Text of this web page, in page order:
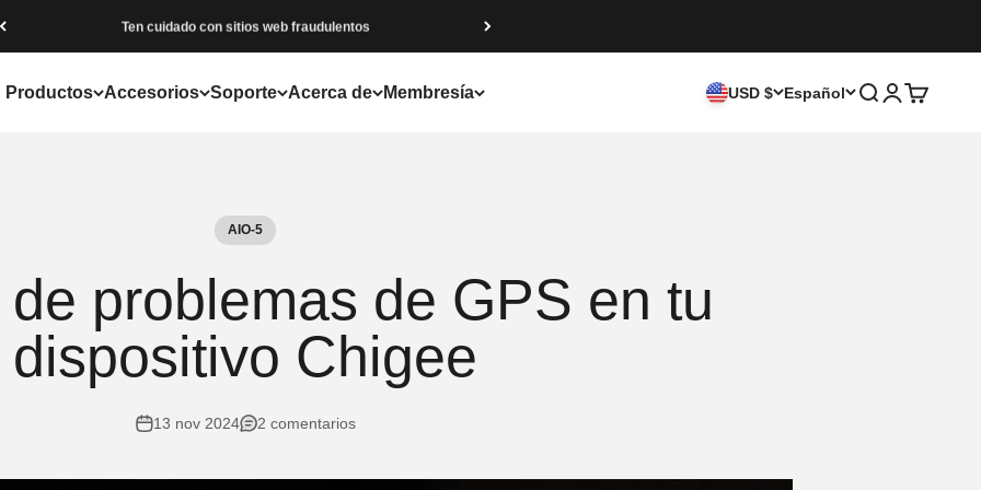
Ten cuidado con sitios web fraudulentos
Productos Accesorios Soporte Acerca de Membresía USD $ Español BuscarIniciar sesión
Carrito
AIO-5
problemas de GPS en tu
dispositivo Chigee
13 nov 2024 2 comentarios